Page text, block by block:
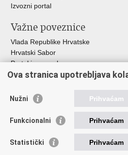
Izvozni portal
Važne poveznice
Vlada Republike Hrvatske
Hrvatski Sabor
Portal javne nabave
Centralizirani sustav za zapošljavanje
Institucije i Javne
Ministarstva
Fond za zaštitu okoliša i energetsku
Državni hidrometeorološki zavod
Ova stranica upotrebljava
Nužni Prihvaćam
Funkcionalni Prihvaćam
Statistički Prihvaćam